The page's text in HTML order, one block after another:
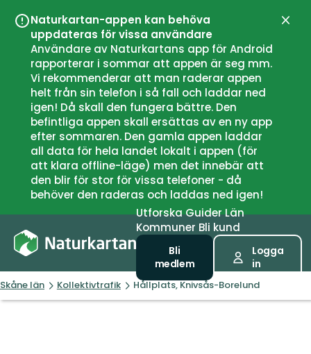
Naturkartan-appen kan behöva
uppdateras för vissa användare
Användare av Naturkartans app för Android
rapporterar i sommar att appen är seg mm.
Vi rekommenderar att man raderar appen
helt från sin telefon i så fall och laddar ned
igen! Då skall den fungera bättre. Den
befintliga appen skall ersättas av en ny app
efter sommaren. Den gamla appen laddar
all data för hela landet lokalt i appen (för
att klara offline-läge) men det innebär att
den blir för stor för vissa telefoner - då
behöver den raderas och laddas ned igen!
UtforskaGuiderLän
Kommuner Bli kund
Bli
medlem
Logga
in
Skåne län Kollektivtrafik Hållplats, Knivsås-Borelund